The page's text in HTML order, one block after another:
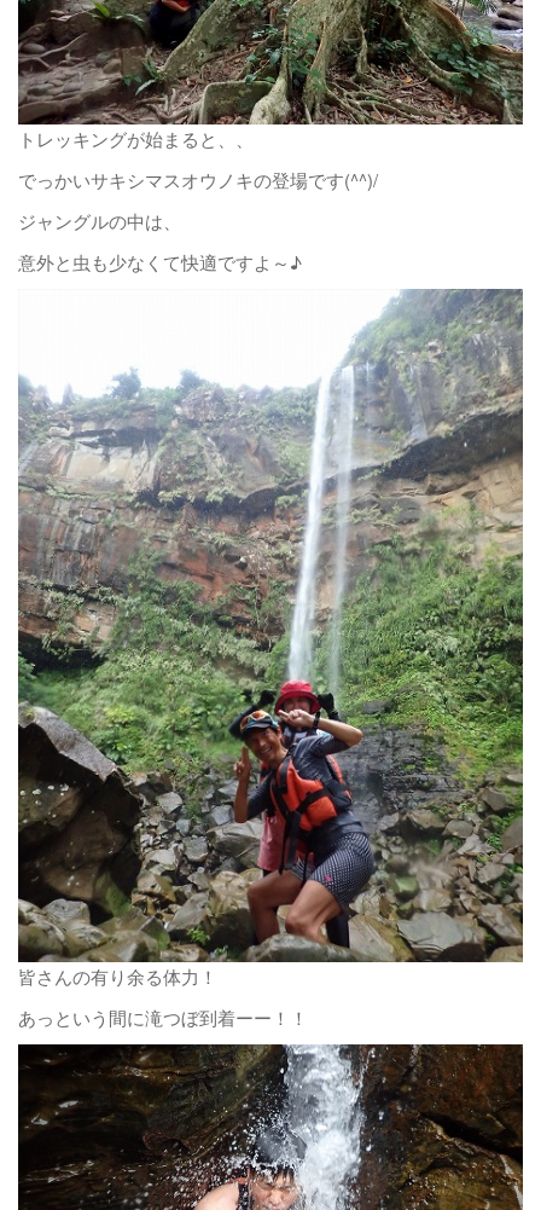
トレッキングが始まると、、
でっかいサキシマスオウノキの登場です(^^)/
ジャングルの中は、
意外と虫も少なくて快適ですよ～♪
皆さんの有り余る体力！
あっという間に滝つぼ到着ーー！！